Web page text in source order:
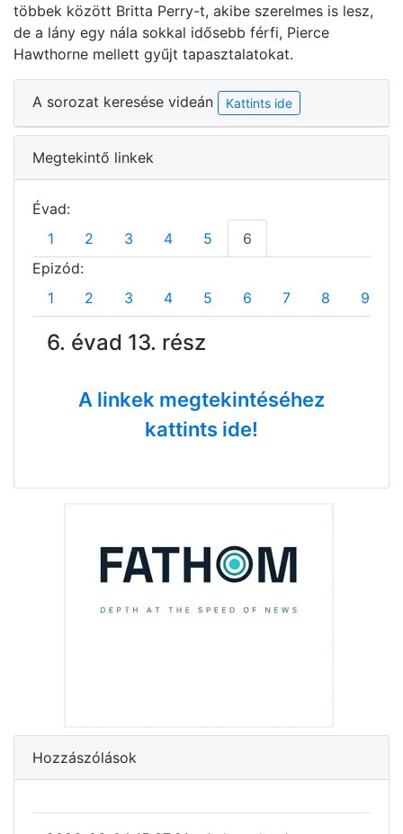
többek között Britta Perry-t, akibe szerelmes is lesz,
de a lány egy nála sokkal idősebb férfi, Pierce
Hawthorne mellett gyűjt tapasztalatokat.
A sorozat keresése videán Kattints ide
Megtekintő linkek
Évad:
1
2 3 4 5
6
Epizód:
1
2 3 4 5 6 7 8 9
6. évad 13. rész
A linkek megtekintéséhez
kattints ide!
Hozzászólások